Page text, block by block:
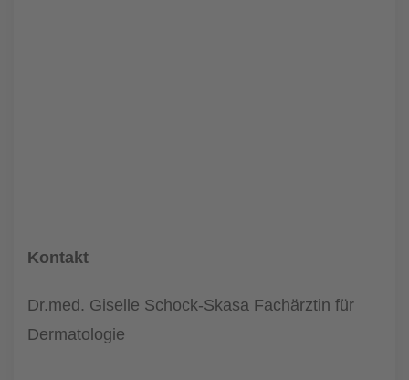
Kontakt
Dr.med. Giselle Schock-Skasa Fachärztin für
Dermatologie